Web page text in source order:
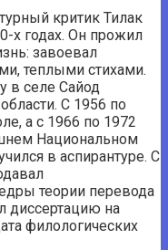
критик Тилак
х годах. Он прожил
завоевал
теплыми стихами.
в селе Сайод
С 1956 по
а с 1966 по 1972
Национальном
в аспирантуре. С
теории перевода
диссертацию на
филологических